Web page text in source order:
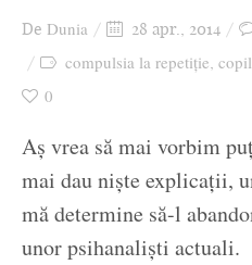
De Dunia 28 apr., 2014
compulsia la repetiție,
0
Aș vrea să mai vorbim
mai dau niște explicații,
mă determine să-l
unor psihanaliști actuali.